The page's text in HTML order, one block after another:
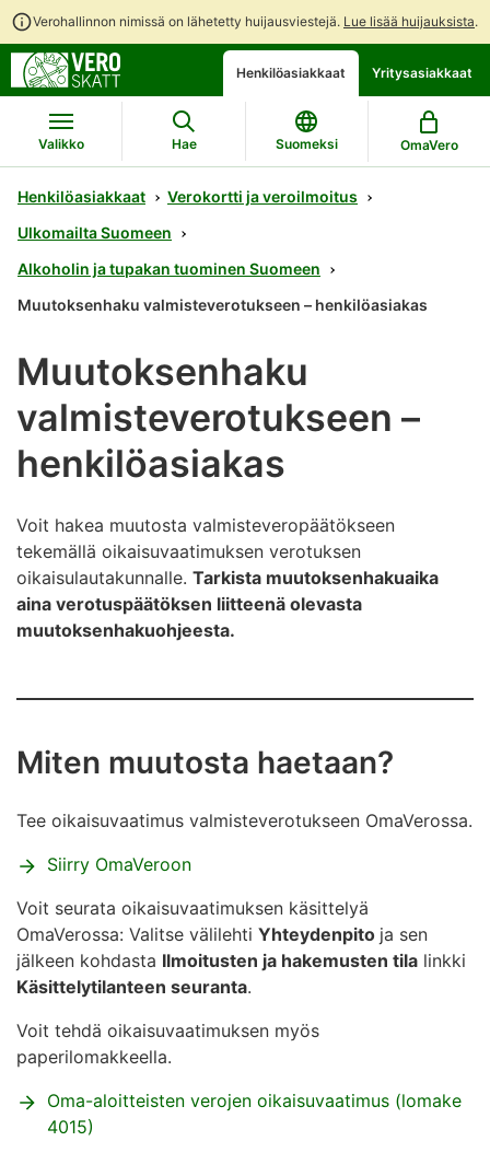
Verohallinnon nimissä on lähetetty huijausviestejä. Lue lisää huijauksista.
Siirry
suoraan
sisältöön
Siirry
koko
sivuston
hakuun
Henkilöasiakkaat Yritysasiakkaat
Valikko Hae Suomeksi OmaVero
Henkilöasiakkaat
Verokortti ja veroilmoitus
Ulkomailta Suomeen
Alkoholin ja tupakan tuominen Suomeen
Muutoksenhaku valmisteverotukseen – henkilöasiakas
Muutoksenhaku
valmisteverotukseen –
henkilöasiakas
Voit hakea muutosta valmisteveropäätökseen
tekemällä oikaisuvaatimuksen verotuksen
oikaisulautakunnalle. Tarkista muutoksenhakuaika
aina verotuspäätöksen liitteenä olevasta
muutoksenhakuohjeesta.
Miten muutosta haetaan?
Tee oikaisuvaatimus valmisteverotukseen OmaVerossa.
Siirry OmaVeroon
Voit seurata oikaisuvaatimuksen käsittelyä
OmaVerossa: Valitse välilehti Yhteydenpito ja sen
jälkeen kohdasta Ilmoitusten ja hakemusten tila linkki
Käsittelytilanteen seuranta.
Voit tehdä oikaisuvaatimuksen myös
paperilomakkeella.
Oma-aloitteisten verojen oikaisuvaatimus (lomake
4015)